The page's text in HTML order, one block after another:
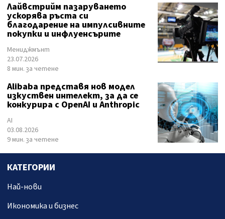
Лайвстрийм пазаруването
ускорява ръста си
благодарение на импулсивните
покупки и инфлуенсърите
Мениджмънт
23.07.2026
8 мин. за четене
Alibaba представя нов модел
изкуствен интелект, за да се
конкурира с OpenAI и Anthropic
AI
03.08.2026
9 мин. за четене
КАТЕГОРИИ
Най-нови
Икономика и бизнес